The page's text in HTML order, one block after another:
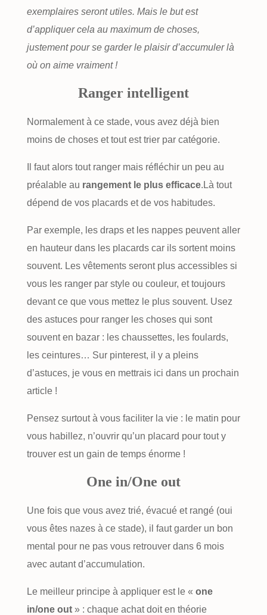
exemplaires seront utiles. Mais le but est
d’appliquer cela au maximum de choses,
justement pour se garder le plaisir d’accumuler là
où on aime vraiment !
Ranger intelligent
Normalement à ce stade, vous avez déjà bien
moins de choses et tout est trier par catégorie.
Il faut alors tout ranger mais réfléchir un peu au
préalable au rangement le plus efficace.Là tout
dépend de vos placards et de vos habitudes.
Par exemple, les draps et les nappes peuvent aller
en hauteur dans les placards car ils sortent moins
souvent. Les vêtements seront plus accessibles si
vous les ranger par style ou couleur, et toujours
devant ce que vous mettez le plus souvent. Usez
des astuces pour ranger les choses qui sont
souvent en bazar : les chaussettes, les foulards,
les ceintures… Sur pinterest, il y a pleins
d’astuces, je vous en mettrais ici dans un prochain
article !
Pensez surtout à vous faciliter la vie : le matin pour
vous habillez, n’ouvrir qu’un placard pour tout y
trouver est un gain de temps énorme !
One in/One out
Une fois que vous avez trié, évacué et rangé (oui
vous êtes nazes à ce stade), il faut garder un bon
mental pour ne pas vous retrouver dans 6 mois
avec autant d’accumulation.
Le meilleur principe à appliquer est le « one
in/one out» : chaque achat doit en théorie